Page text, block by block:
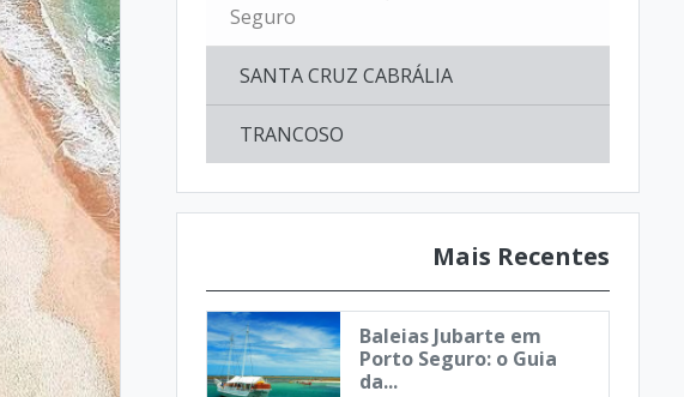
Seguro
SANTA CRUZ CABRÁLIA
TRANCOSO
Mais Recentes
Baleias Jubarte em
Porto Seguro: o Guia
da...